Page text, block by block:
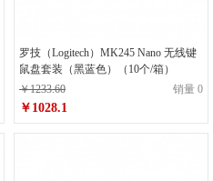
罗技（Logitech）MK245 Nano 无线键
鼠盘套装（黑蓝色）（10个/箱）
￥1233.60
销量 0
￥1028.1